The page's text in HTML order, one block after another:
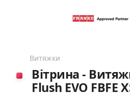
Витяжки
Вітрина -
Flush EVO FBFE